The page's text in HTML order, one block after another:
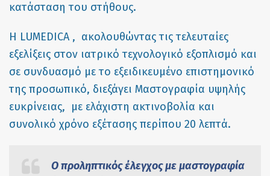
κατάσταση του στήθους.
Η LUMEDICA , ακολουθώντας τις τελευταίες
εξελίξεις στον ιατρικό τεχνολογικό εξοπλισμό και
σε συνδυασμό με το εξειδικευμένο επιστημονικό
της προσωπικό, διεξάγει Μαστογραφία υψηλής
ευκρίνειας, με ελάχιστη ακτινοβολία και
συνολικό χρόνο εξέτασης περίπου 20 λεπτά.
Ο προληπτικός έλεγχος με μαστογραφία